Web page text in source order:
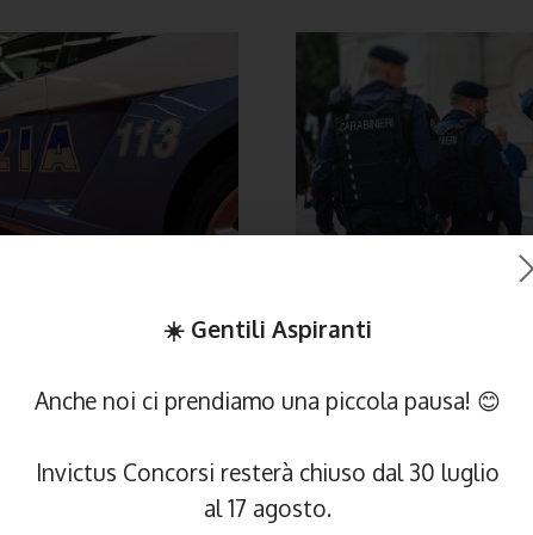
in Selezione e Preparazione per
Allievi Agenti Polizia
psicoattitudinale per candidati di
Campania
☀️ Gentili Aspiranti
Anche noi ci prendiamo una piccola pausa! 😊
Invictus Concorsi resterà chiuso dal 30 luglio
al 17 agosto.